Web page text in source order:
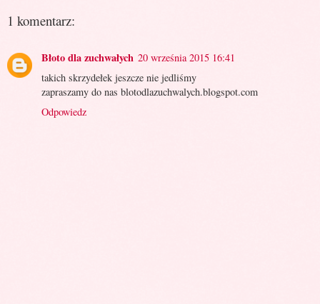
1 komentarz:
Błoto dla zuchwałych 20 września 2015 16:41
takich skrzydełek jeszcze nie jedliśmy
zapraszamy do nas blotodlazuchwalych.blogspot.com
Odpowiedz